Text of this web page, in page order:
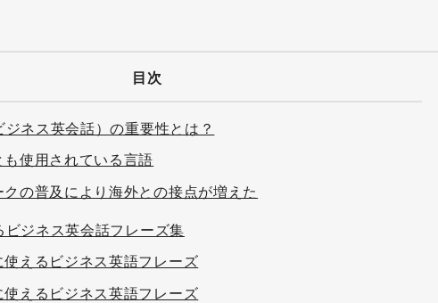
目次
ジネス英会話）の重要性とは？
使用されている言語
クの普及により海外との接点が増えた
ビジネス英会話フレーズ集
えるビジネス英語フレーズ
えるビジネス英語フレーズ